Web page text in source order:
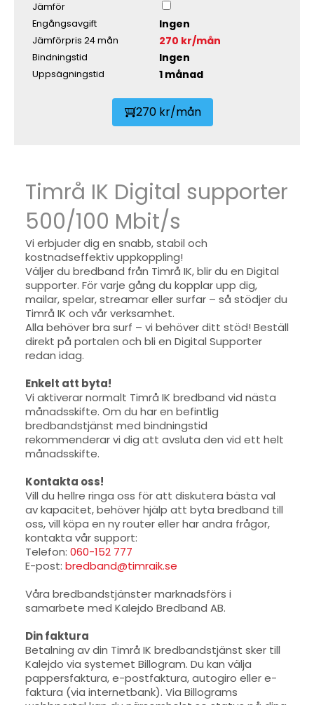
Jämför
Engångsavgift
Ingen
Jämförpris 24 mån 270 kr/mån
Bindningstid Ingen
Uppsägningstid 1 månad
270 kr/mån
Timrå IK Digital supporter
500/100 Mbit/s
Vi erbjuder dig en snabb, stabil och
kostnadseffektiv uppkoppling!
Väljer du bredband från Timrå IK, blir du en Digital
supporter. För varje gång du kopplar upp dig,
mailar, spelar, streamar eller surfar – så stödjer du
Timrå IK och vår verksamhet.
Alla behöver bra surf – vi behöver ditt stöd! Beställ
direkt på portalen och bli en Digital Supporter
redan idag.
Enkelt att byta!
Vi aktiverar normalt Timrå IK bredband vid nästa
månadsskifte. Om du har en befintlig
bredbandstjänst med bindningstid
rekommenderar vi dig att avsluta den vid ett helt
månadsskifte.
Kontakta oss!
Vill du hellre ringa oss för att diskutera bästa val
av kapacitet, behöver hjälp att byta bredband till
oss, vill köpa en ny router eller har andra frågor,
kontakta vår support:
Telefon: 060-152 777
E-post: bredband@timraik.se
Våra bredbandstjänster marknadsförs i
samarbete med Kalejdo Bredband AB.
Din faktura
Betalning av din Timrå IK bredbandstjänst sker till
Kalejdo via systemet Billogram. Du kan välja
pappersfaktura, e-postfaktura, autogiro eller e-
faktura (via internetbank). Via Billograms